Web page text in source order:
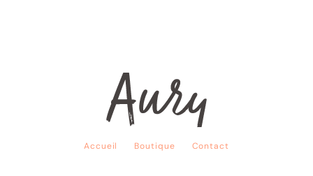
Accueil Boutique Contact